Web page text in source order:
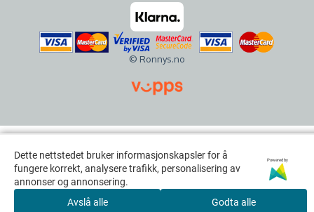
© Ronnys.no
Dette nettstedet bruker informasjonskapsler for å
fungere korrekt, analysere trafikk, personalisering av
annonser og annonsering.
Powered by
Avslå alle Godta alle
Dette nettstedet bruker informasjonskapsler for å
fungere korrekt, analysere trafikk, personalisering av
annonser og annonsering.
Powered by
Avslå alle Godta alle